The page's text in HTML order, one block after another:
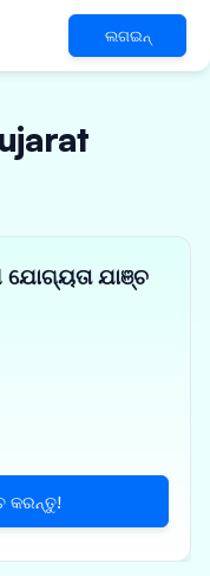
ଲଗଇନ୍
ଯାଞ୍ଚ
କରନ୍ତୁ!